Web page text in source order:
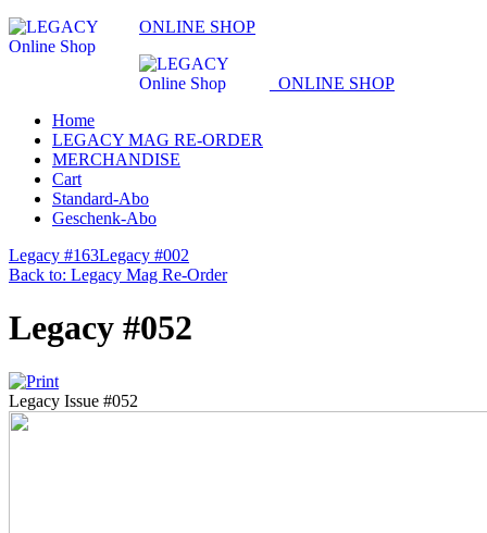
ONLINE SHOP
ONLINE SHOP
Home
LEGACY MAG RE-ORDER
MERCHANDISE
Cart
Standard-Abo
Geschenk-Abo
Legacy #163Legacy #002
Back to: Legacy Mag Re-Order
Legacy #052
Legacy Issue #052